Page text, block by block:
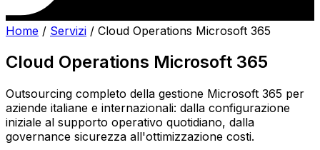
Home / Servizi / Cloud Operations Microsoft 365
Cloud Operations Microsoft 365
Outsourcing completo della gestione Microsoft 365 per
aziende italiane e internazionali: dalla configurazione
iniziale al supporto operativo quotidiano, dalla
governance sicurezza all'ottimizzazione costi.